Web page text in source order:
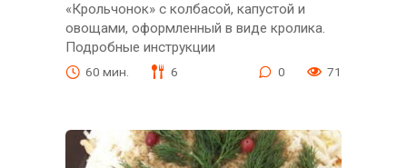
«Крольчонок» с колбасой, капустой и
овощами, оформленный в виде кролика.
Подробные инструкции
60 мин. 6 0 71